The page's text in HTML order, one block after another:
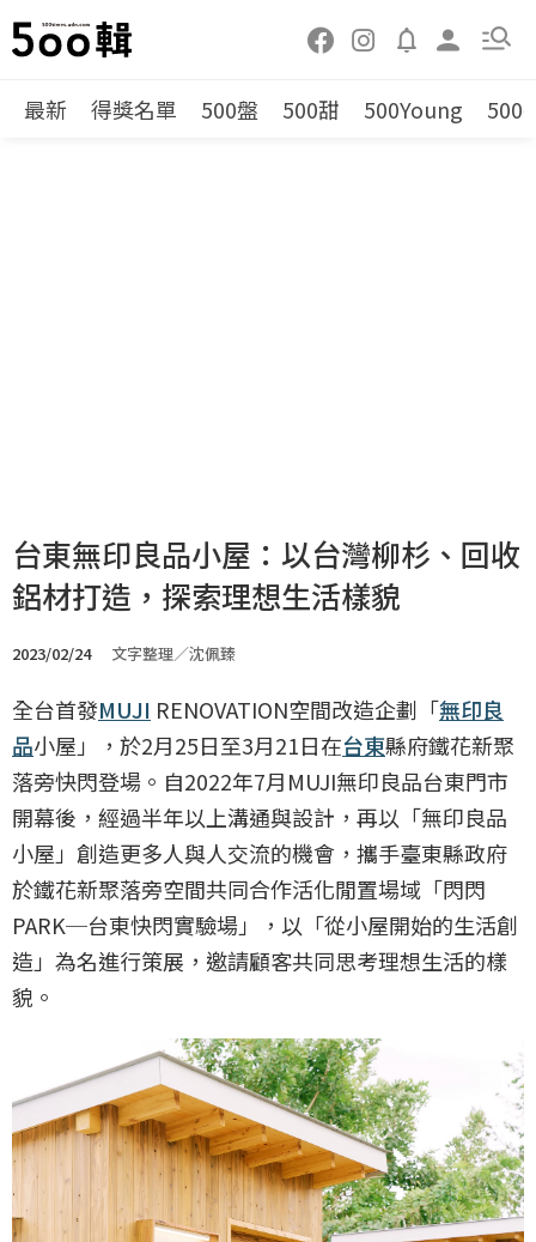
最新 得獎名單 500盤 500甜 500Young 500
台東無印良品小屋：以台灣柳杉、回收
鋁材打造，探索理想生活樣貌
2023/02/24 文字整理／沈佩臻
全台首發MUJI RENOVATION空間改造企劃「無印良
品小屋」，於2月25日至3月21日在台東縣府鐵花新聚
落旁快閃登場。自2022年7月MUJI無印良品台東門市
開幕後，經過半年以上溝通與設計，再以「無印良品
小屋」創造更多人與人交流的機會，攜手臺東縣政府
於鐵花新聚落旁空間共同合作活化閒置場域「閃閃
PARK─台東快閃實驗場」，以「從小屋開始的生活創
造」為名進行策展，邀請顧客共同思考理想生活的樣
貌。